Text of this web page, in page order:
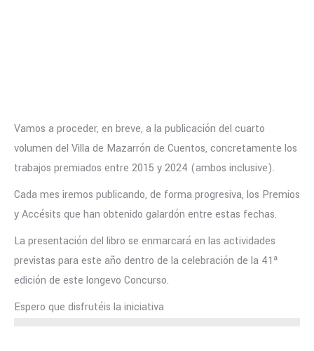
Vamos a proceder, en breve, a la publicación del cuarto
volumen del Villa de Mazarrón de Cuentos, concretamente los
trabajos premiados entre 2015 y 2024 (ambos inclusive).
Cada mes iremos publicando, de forma progresiva, los Premios
y Accésits que han obtenido galardón entre estas fechas.
La presentación del libro se enmarcará en las actividades
previstas para este año dentro de la celebración de la 41ª
edición de este longevo Concurso.
Espero que disfrutéis la iniciativa